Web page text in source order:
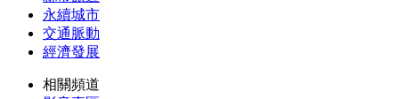
永續城市
交通脈動
經濟發展
相關頻道